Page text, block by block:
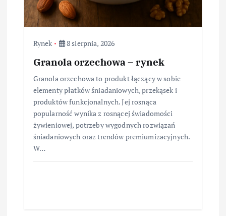
Rynek 8 sierpnia, 2026
Granola orzechowa – rynek
Granola orzechowa to produkt łączący w sobie
elementy płatków śniadaniowych, przekąsek i
produktów funkcjonalnych. Jej rosnąca
popularność wynika z rosnącej świadomości
żywieniowej, potrzeby wygodnych rozwiązań
śniadaniowych oraz trendów premiumizacyjnych.
W…